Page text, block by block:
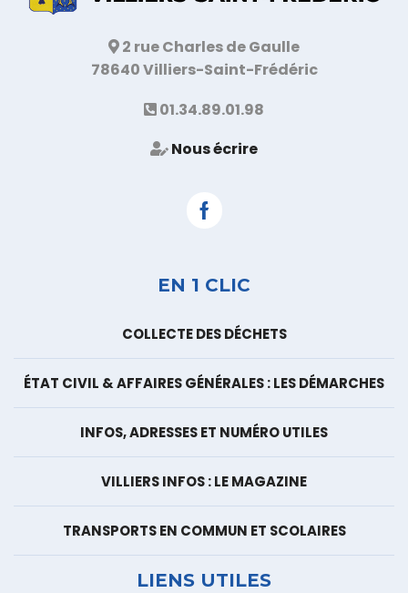
2 rue Charles de Gaulle
78640 Villiers-Saint-Frédéric
01.34.89.01.98
Nous écrire
Facebook
EN 1 CLIC
COLLECTE DES DÉCHETS
ÉTAT CIVIL & AFFAIRES GÉNÉRALES : LES DÉMARCHES
INFOS, ADRESSES ET NUMÉRO UTILES
VILLIERS INFOS : LE MAGAZINE
TRANSPORTS EN COMMUN ET SCOLAIRES
LIENS UTILES